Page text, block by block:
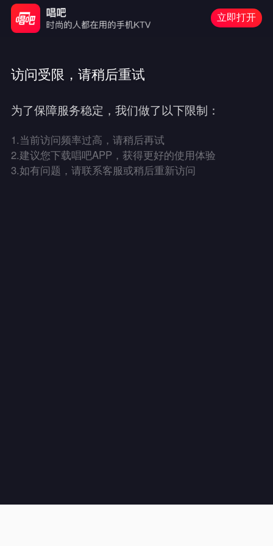
立即打开
访问受限，请稍后重试
为了保障服务稳定，我们做了以下限制：
1.当前访问频率过高，请稍后再试
2.建议您下载唱吧APP，获得更好的使用体验
3.如有问题，请联系客服或稍后重新访问